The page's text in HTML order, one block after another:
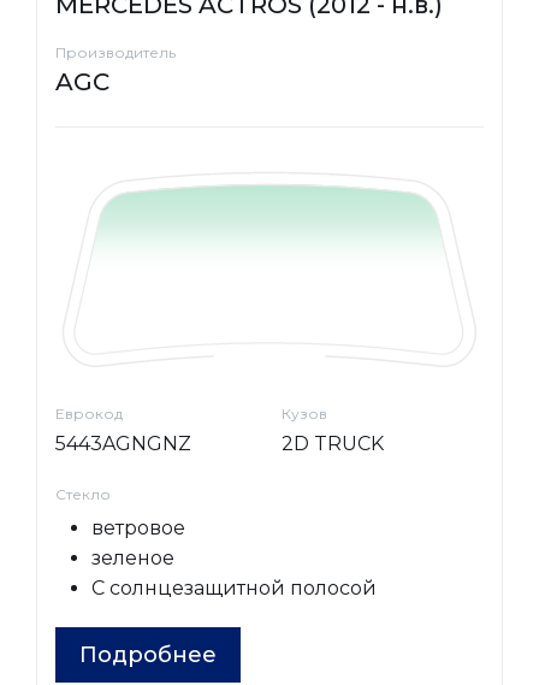
Производитель
AGC
Еврокод
5443AGNGNZ
Кузов
2D TRUCK
Стекло
ветровое
зеленое
С солнцезащитной полосой
Подробнее